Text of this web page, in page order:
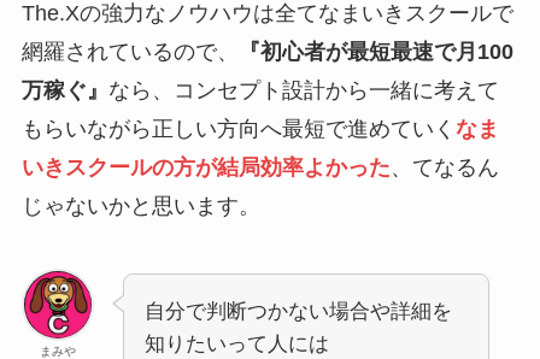
The.Xの強力なノウハウは全てなまいきスクールで
網羅されているので、
『初心者が最短最速で月100
万稼ぐ』 なら、コンセプト設計から一緒に考えて
もらいながら正しい方向へ最短で進めていく なま
いきスクールの方が結局効率よかった、てなるん
じゃないかと思います。
まみや
自分で判断つかない場合や詳細を
知りたいって人には